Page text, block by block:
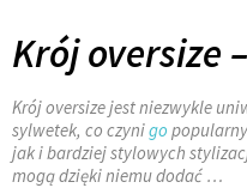
Krój oversize
Krój oversize jest niezwykle
sylwetek, co czynigo
jak i bardziej stylowych
mogą dzięki niemu dodać …